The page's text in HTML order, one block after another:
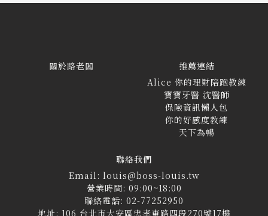
關於路老闆
推薦連結
Alice 你的理財陪跑教練
寶寶牙醫 沈醫師
保險資訊懶人包
你的好感度教練
天下為暢
聯絡我們
Email: louis@boss-louis.tw
營業時間: 09:00~18:00
聯絡電話: 02-77252950
地址: 106 台北市大安區忠孝東路四段270號17樓